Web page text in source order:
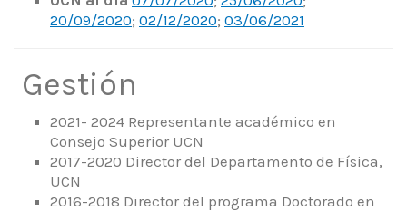
20/09/2020; 02/12/2020; 03/06/2021
Gestión
2021- 2024 Representante académico en
Consejo Superior UCN
2017-2020 Director del Departamento de Física,
UCN
2016-2018 Director del programa Doctorado en